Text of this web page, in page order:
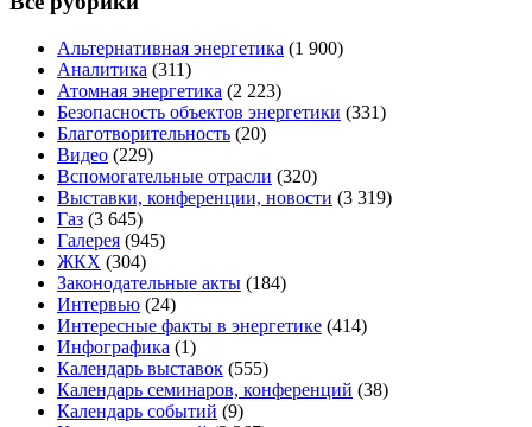
Альтернативная энергетика (1 900)
Аналитика (311)
Атомная энергетика (2 223)
Безопасность объектов энергетики (331)
Благотворительность (20)
Видео (229)
Вспомогательные отрасли (320)
Выставки, конференции, новости (3 319)
Газ (3 645)
Галерея (945)
ЖКХ (304)
Законодательные акты (184)
Интервью (24)
Интересные факты в энергетике (414)
Инфографика (1)
Календарь выставок (555)
Календарь семинаров, конференций (38)
Календарь событий (9)